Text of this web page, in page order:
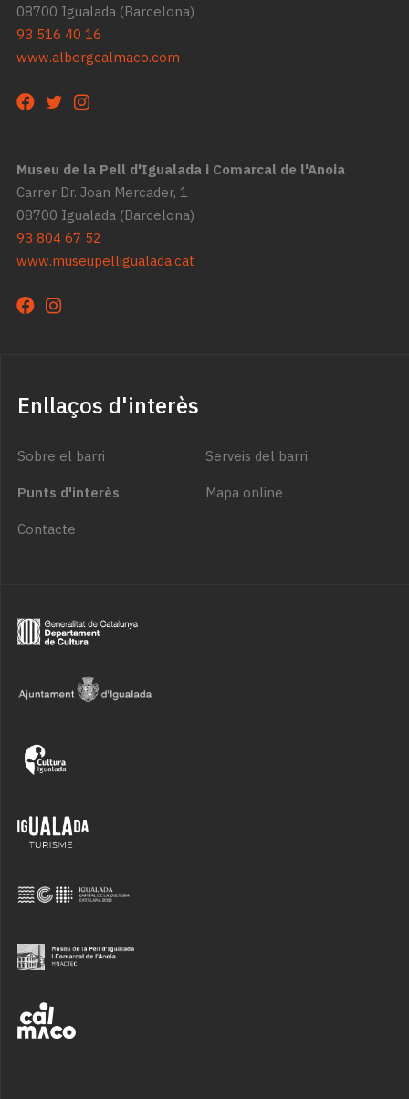
08700 Igualada (Barcelona)
93 516 40 16
www.albergcalmaco.com
Museu de la Pell d'Igualada i Comarcal de l'Anoia
Carrer Dr. Joan Mercader, 1
08700 Igualada (Barcelona)
93 804 67 52
www.museupelligualada.cat
Enllaços d'interès
Sobre el barri
Serveis del barri
Punts d'interès
Mapa online
Contacte